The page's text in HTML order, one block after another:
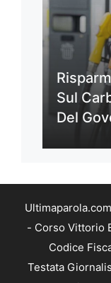
Sul
Del
- Corso Vittorio
Codice
Testata